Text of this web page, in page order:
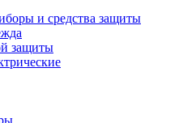
и средства защиты
защиты